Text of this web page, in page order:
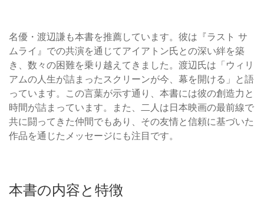
名優・渡辺謙も本書を推薦しています。彼は『ラスト サ
ムライ』での共演を通じてアイアトン氏との深い絆を築
き、数々の困難を乗り越えてきました。渡辺氏は「ウィリ
アムの人生が詰まったスクリーンが今、幕を開ける」と語
っています。この言葉が示す通り、本書には彼の創造力と
時間が詰まっています。また、二人は日本映画の最前線で
共に闘ってきた仲間でもあり、その友情と信頼に基づいた
作品を通じたメッセージにも注目です。
本書の内容と特徴